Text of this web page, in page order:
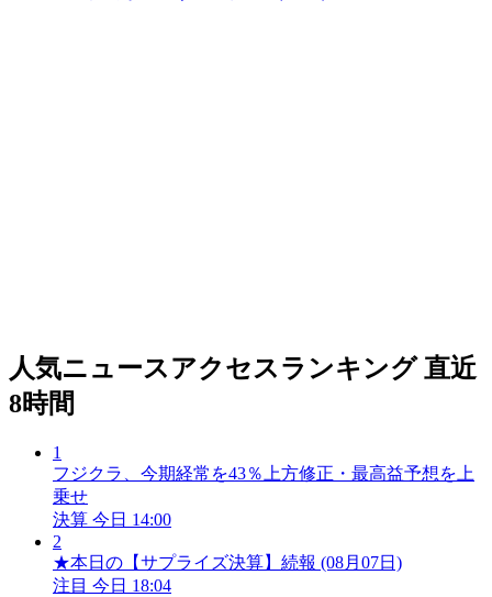
人気ニュースアクセスランキング 直近
8時間
1
フジクラ、今期経常を43％上方修正・最高益予想を上
乗せ
決算 今日 14:00
2
★本日の【サプライズ決算】続報 (08月07日)
注目 今日 18:04